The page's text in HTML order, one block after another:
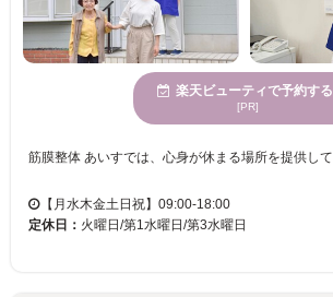
楽天ビューティで予約する
[PR]
【月水木金土日祝】09:00-18:00
定休日： 火曜日/第1水曜日/第3水曜日